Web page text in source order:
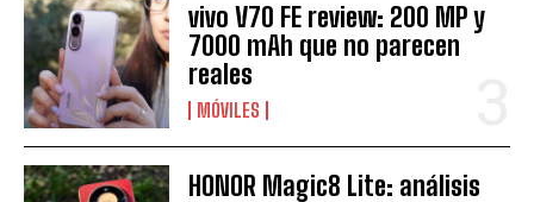
vivo V70 FE review: 200 MP y
7000 mAh que no parecen
reales
MÓVILES
HONOR Magic8 Lite: análisis